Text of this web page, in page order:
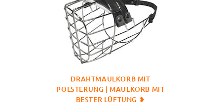
DRAHTMAULKORB MIT
POLSTERUNG | MAULKORB MIT
BESTER LÜFTUNG ❥